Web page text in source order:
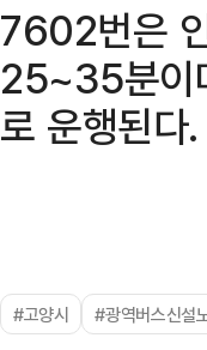
7602번은
25~35분이
로 운행된다.
#고양시 #광역버스신설